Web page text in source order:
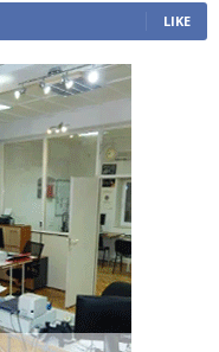
LIKE